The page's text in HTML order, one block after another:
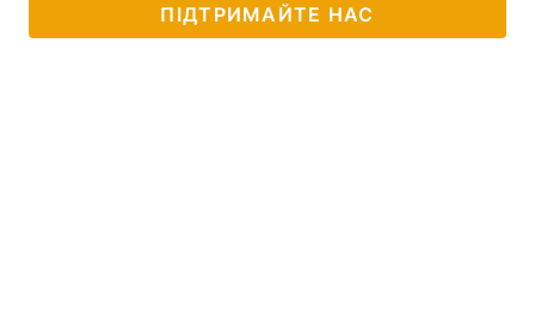
ПІДТРИМАЙТЕ НАС